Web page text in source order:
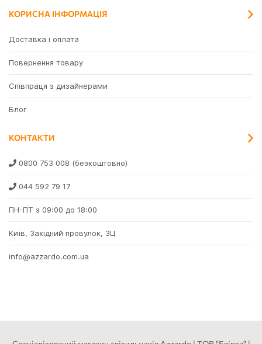
КОРИСНА ІНФОРМАЦІЯ
Доставка і оплата
Повернення товару
Співпраця з дизайнерами
Блог
КОНТАКТИ
0800 753 008 (безкоштовно)
044 592 79 17
ПН-ПТ з 09:00 до 18:00
Київ, Західний провулок, 3Ц
info@azzardo.com.ua